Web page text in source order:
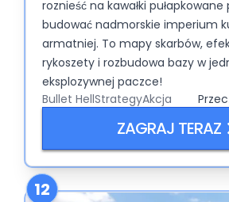
roznieść na kawałki
budować nadmorskie imperium
armatniej. To mapy skarbów,
rykoszety i rozbudowa bazy w
eksplozywnej paczce!
Bullet HellStrategyAkcja
ZAGRAJ TERAZ
12